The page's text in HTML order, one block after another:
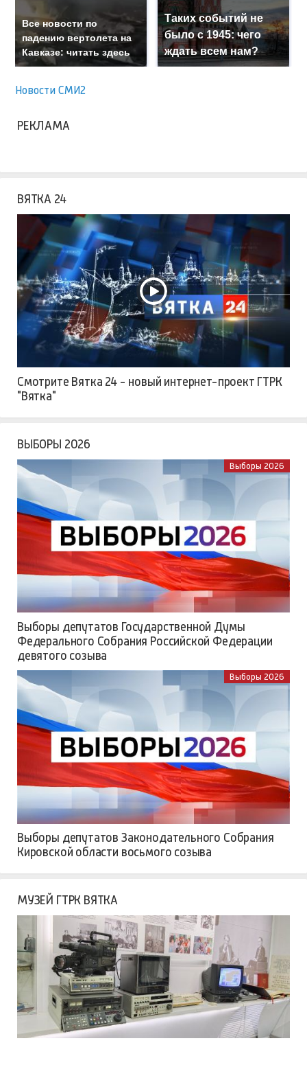
Все новости по
падению вертолета на
Кавказе: читать здесь
Таких событий не
было с 1945: чего
ждать всем нам?
Новости СМИ2
РЕКЛАМА
ВЯТКА 24
Смотрите Вятка 24 - новый интернет-проект ГТРК
"Вятка"
ВЫБОРЫ 2026
Выборы 2026
Выборы депутатов Государственной Думы
Федерального Собрания Российской Федерации
девятого созыва
Выборы 2026
Выборы депутатов Законодательного Собрания
Кировской области восьмого созыва
МУЗЕЙ ГТРК ВЯТКА